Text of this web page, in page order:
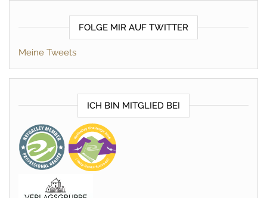
FOLGE MIR AUF TWITTER
Meine Tweets
ICH BIN MITGLIED BEI